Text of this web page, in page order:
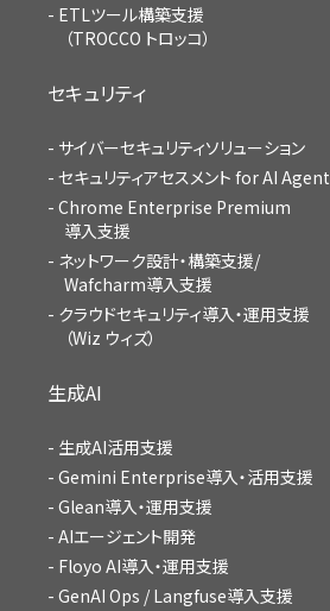
ETLツール構築支援
（TROCCO トロッコ）
セキュリティ
サイバーセキュリティソリューション
セキュリティアセスメント for AI Agent
Chrome Enterprise Premium
導入支援
ネットワーク設計・構築支援/
Wafcharm導入支援
クラウドセキュリティ導入・運用支援
（Wiz ウィズ）
生成AI
生成AI活用支援
Gemini Enterprise導入・活用支援
Glean導入・運用支援
AIエージェント開発
Floyo AI導入・運用支援
GenAI Ops / Langfuse導入支援